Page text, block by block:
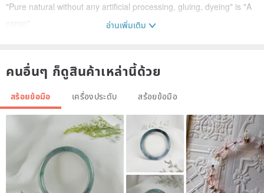
"Pure natural without any artificial processing, gluing, dyeing" is "A
cargo"
ice permeability, color direction, and shape. Each piece is unique.
The better the ice permeability and color, the higher the price, and
the slighter the gap. Thousands of miles worthless.
The naked eye is not enough to distinguish genuine and fake
jadeite. The certificate of a credible jewelry appraisal center usually
costs $ 1000- $ 2000, so it is very important to choose the seller
carefully
อ่านเพิ่มเติม
คนอื่นๆ ก็ดูสินค้าเหล่านี้ด้วย
สร้อยข้อมือ เครื่องประดับ สร้อยข้อมือ